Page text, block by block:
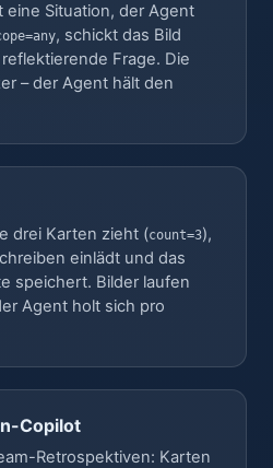
eine Situation, der Agent
, schickt das Bild
Frage. Die
– der Agent hält den
drei Karten zieht (count=3),
einlädt und das
speichert. Bilder laufen
Agent holt sich pro
Copilot
Retrospektiven: Karten